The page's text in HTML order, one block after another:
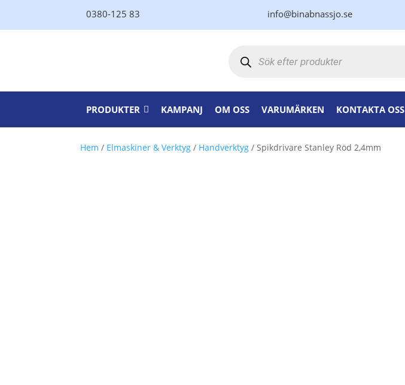
0380-125 83 info@binabnassjo.se
PRODUKTER KAMPANJ OM OSS VARUMÄRKEN KONTAKTA OSS
Hem / Elmaskiner & Verktyg / Handverktyg / Spikdrivare Stanley Röd 2,4mm